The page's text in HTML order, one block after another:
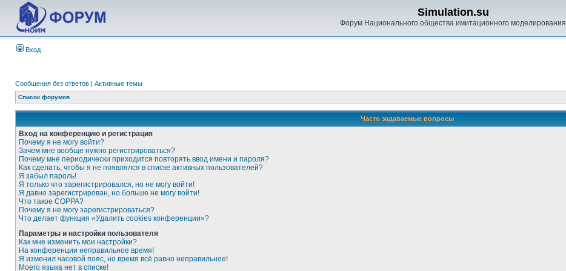
Simulation.su
Форум Национального общества имитационного моделирования
Вход
Сообщения без ответов | Активные темы
Список форумов
Часто задаваемые вопросы
Вход на конференцию и регистрация
Почему я не могу войти?
Зачем мне вообще нужно регистрироваться?
Почему мне периодически приходится повторять ввод имени и пароля?
Как сделать, чтобы я не появлялся в списке активных пользователей?
Я забыл пароль!
Я только что зарегистрировался, но не могу войти!
Я давно зарегистрирован, но больше не могу войти!
Что такое COPPA?
Почему я не могу зарегистрироваться?
Что делает функция «Удалить cookies конференции»?
Параметры и настройки пользователя
Как мне изменить мои настройки?
На конференции неправильное время!
Я изменил часовой пояс, но время всё равно неправильное!
Моего языка нет в списке!